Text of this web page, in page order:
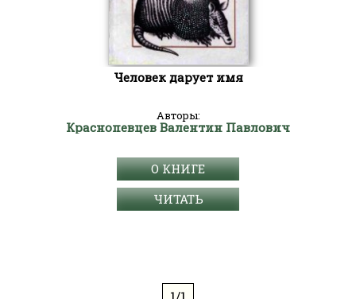
Человек дарует имя
Авторы:
Краснопевцев Валентин Павлович
О КНИГЕ
ЧИТАТЬ